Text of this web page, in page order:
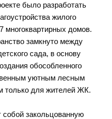
было разработать
жилого
многоквартирных домов.
замкнуто между
сада, в основу
обособленного
уютным лесным
только для жителей ЖК.
собой закольцованную